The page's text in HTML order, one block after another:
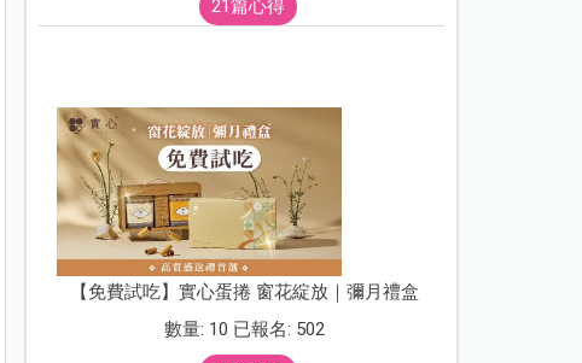
21篇心得
【免費試吃】實心蛋捲 窗花綻放｜彌月禮盒
數量: 10 已報名: 502